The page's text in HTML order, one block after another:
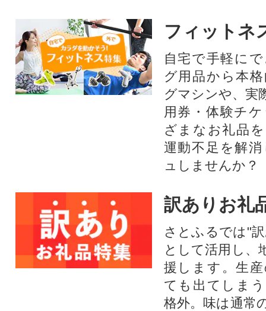
フィットネ
自宅で手軽に
グ用品から本
グマシンや、実
用券・体験チ
ざまなお礼品
運動不足を解
ュしませんか？
訳ありお礼
さとふるでは"
として活用し、
援します。⽣
ても出てしま
格外。味は通常